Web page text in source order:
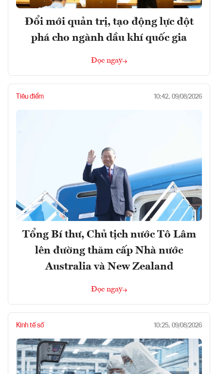
Đổi mới quản trị, tạo động lực đột
phá cho ngành dầu khí quốc gia
Đọc ngay
Tiêu điểm 10:42, 09/08/2026
Tổng Bí thư, Chủ tịch nước Tô Lâm
lên đường thăm cấp Nhà nước
Australia và New Zealand
Đọc ngay
Kinh tế số 10:25, 09/08/2026